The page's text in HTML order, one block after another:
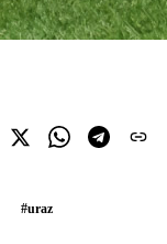
#uraz